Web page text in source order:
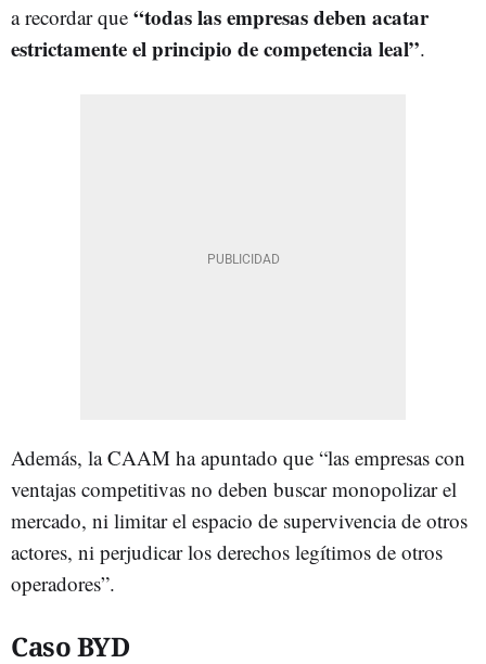
a recordar que “todas las empresas deben acatar
estrictamente el principio de competencia leal”.
Además, la CAAM ha apuntado que “las empresas con
ventajas competitivas no deben buscar monopolizar el
mercado, ni limitar el espacio de supervivencia de otros
actores, ni perjudicar los derechos legítimos de otros
operadores”.
Caso BYD